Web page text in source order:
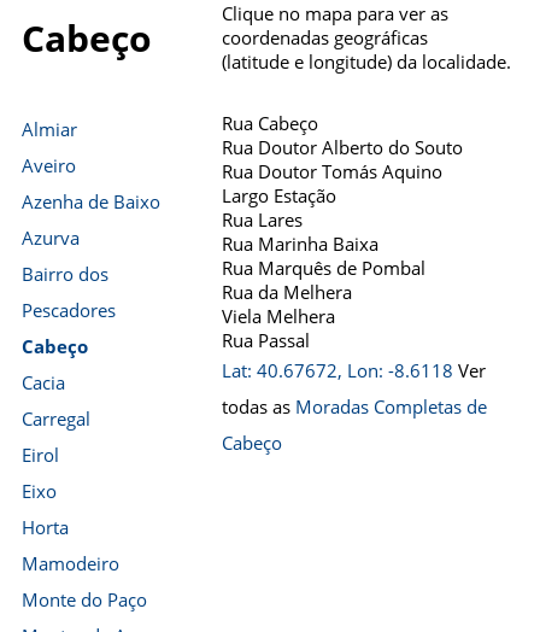
Cabeço
Clique no mapa para ver as
coordenadas geográficas
(latitude e longitude) da localidade.
Almiar
Aveiro
Azenha de Baixo
Azurva
Bairro dos
Pescadores
Cabeço
Cacia
Carregal
Eirol
Eixo
Horta
Mamodeiro
Monte do Paço
Rua Cabeço
Rua Doutor Alberto do Souto
Rua Doutor Tomás Aquino
Largo Estação
Rua Lares
Rua Marinha Baixa
Rua Marquês de Pombal
Rua da Melhera
Viela Melhera
Rua Passal
Lat: 40.67672, Lon: -8.6118 Ver
todas as Moradas Completas de
Cabeço